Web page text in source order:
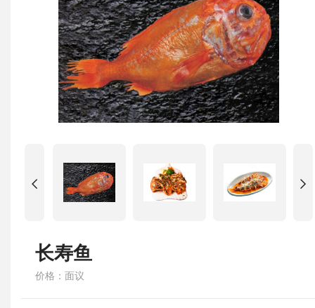
长寿鱼
价格：面议